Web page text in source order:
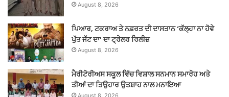
August 8, 2026
ਪਿਆਰ, ਟਕਰਾਅ ਤੇ ਨਫ਼ਰਤ ਦੀ ਦਾਸਤਾਨ ‘ਕੱਲ੍ਹਾ ਨਾ ਹੋਵੇ
ਪੁੱਤ ਜੱਟ ਦਾ’ ਦਾ ਟ੍ਰੇਲਰ ਰਿਲੀਜ਼
August 8, 2026
ਮੈਰੀਟੋਰੀਅਸ ਸਕੂਲ ਵਿੱਚ ਵਿਸ਼ਾਲ ਸਨਮਾਨ ਸਮਾਰੋਹ ਅਤੇ
ਤੀਆਂ ਦਾ ਤਿਉਹਾਰ ਉਤਸ਼ਾਹ ਨਾਲ ਮਨਾਇਆ